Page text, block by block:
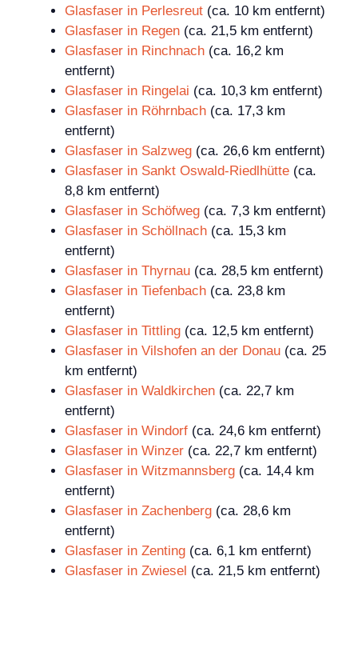
Glasfaser in Perlesreut (ca. 10 km entfernt)
Glasfaser in Regen (ca. 21,5 km entfernt)
Glasfaser in Rinchnach (ca. 16,2 km
entfernt)
Glasfaser in Ringelai (ca. 10,3 km entfernt)
Glasfaser in Röhrnbach (ca. 17,3 km
entfernt)
Glasfaser in Salzweg (ca. 26,6 km entfernt)
Glasfaser in Sankt Oswald-Riedlhütte (ca.
8,8 km entfernt)
Glasfaser in Schöfweg (ca. 7,3 km entfernt)
Glasfaser in Schöllnach (ca. 15,3 km
entfernt)
Glasfaser in Thyrnau (ca. 28,5 km entfernt)
Glasfaser in Tiefenbach (ca. 23,8 km
entfernt)
Glasfaser in Tittling (ca. 12,5 km entfernt)
Glasfaser in Vilshofen an der Donau (ca. 25
km entfernt)
Glasfaser in Waldkirchen (ca. 22,7 km
entfernt)
Glasfaser in Windorf (ca. 24,6 km entfernt)
Glasfaser in Winzer (ca. 22,7 km entfernt)
Glasfaser in Witzmannsberg (ca. 14,4 km
entfernt)
Glasfaser in Zachenberg (ca. 28,6 km
entfernt)
Glasfaser in Zenting (ca. 6,1 km entfernt)
Glasfaser in Zwiesel (ca. 21,5 km entfernt)